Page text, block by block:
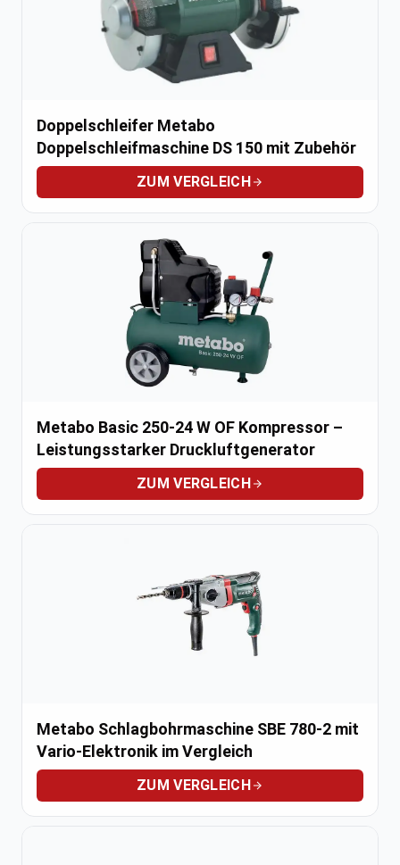
Doppelschleifer Metabo
Doppelschleifmaschine DS 150 mit Zubehör
ZUM VERGLEICH
Metabo Basic 250-24 W OF Kompressor –
Leistungsstarker Druckluftgenerator
ZUM VERGLEICH
Metabo Schlagbohrmaschine SBE 780-2 mit
Vario-Elektronik im Vergleich
ZUM VERGLEICH